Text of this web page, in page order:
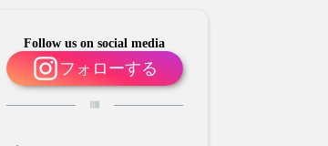
Follow us on social media
フォローする